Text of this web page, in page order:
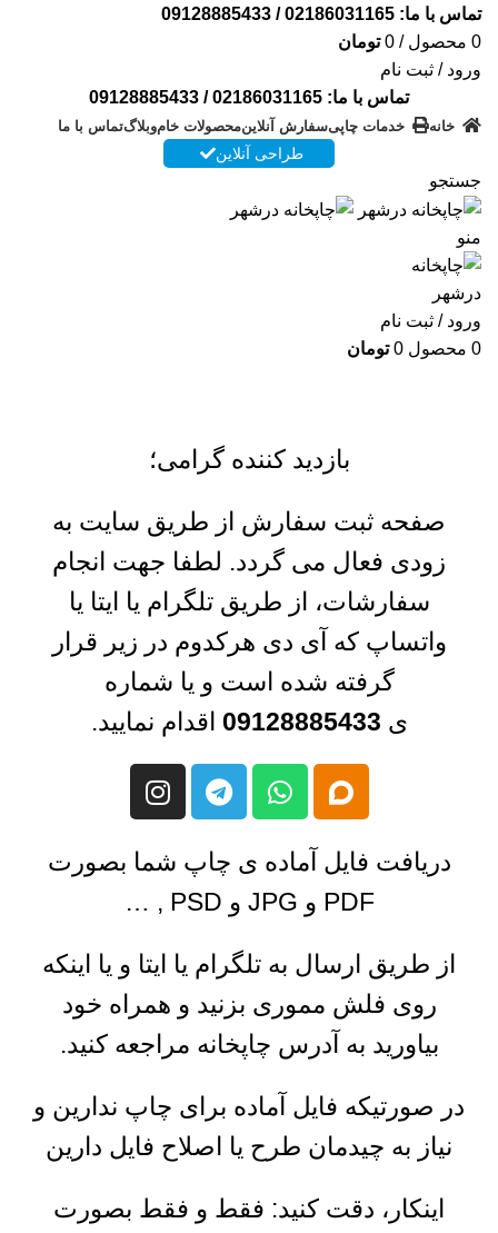
تماس با ما: 02186031165
/
09128885433
0 محصول /
0 تومان
ورود / ثبت نام
تماس با ما: 02186031165
/
09128885433
خانه خدمات چاپیسفارش آنلاینمحصولات خاموبلاگتماس با ما
طراحی آنلاین
جستجو
منو
ورود / ثبت نام
0 محصول 0 تومان
بازدید کننده گرامی؛
صفحه ثبت سفارش از طریق سایت به
زودی فعال می گردد. لطفا جهت انجام
سفارشات، از طریق تلگرام یا ایتا یا
واتساپ که آی دی هرکدوم در زیر قرار
گرفته شده است و یا شماره
ی 09128885433 اقدام نمایید.
دریافت فایل آماده ی چاپ شما بصورت
PDF و JPG و PSD , …
از طریق ارسال به تلگرام یا ایتا و یا اینکه
روی فلش مموری بزنید و همراه خود
بیاورید به آدرس چاپخانه مراجعه کنید.
در صورتیکه فایل آماده برای چاپ ندارین و
نیاز به چیدمان طرح یا اصلاح فایل دارین
اینکار، دقت کنید: فقط و فقط بصورت